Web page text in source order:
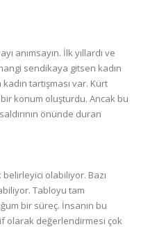
anımsayın. İlk yıllardı ve
sendikaya gitsen kadın
tartışması var. Kürt
konum oluşturdu. Ancak bu
önünde duran
olabiliyor. Bazı
Tabloyu tam
bir süreç. İnsanın bu
olarak değerlendirmesi çok